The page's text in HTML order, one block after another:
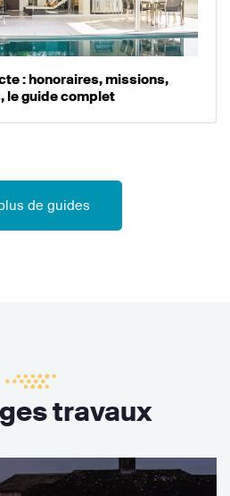
: honoraires, missions,
le guide complet
de guides
travaux